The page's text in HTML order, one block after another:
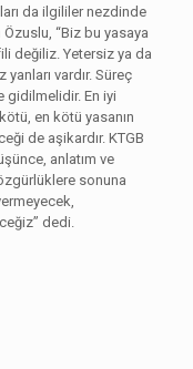
da ilgililer nezdinde
“Biz bu yasaya
değiliz. Yetersiz ya da
vardır. Süreç
gidilmelidir. En iyi
en kötü yasanın
de aşikardır. KTGB
anlatım ve
sonuna
dedi.